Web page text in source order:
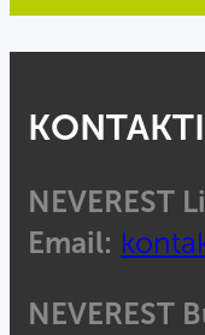
NEVEREST
Email:
NEVEREST